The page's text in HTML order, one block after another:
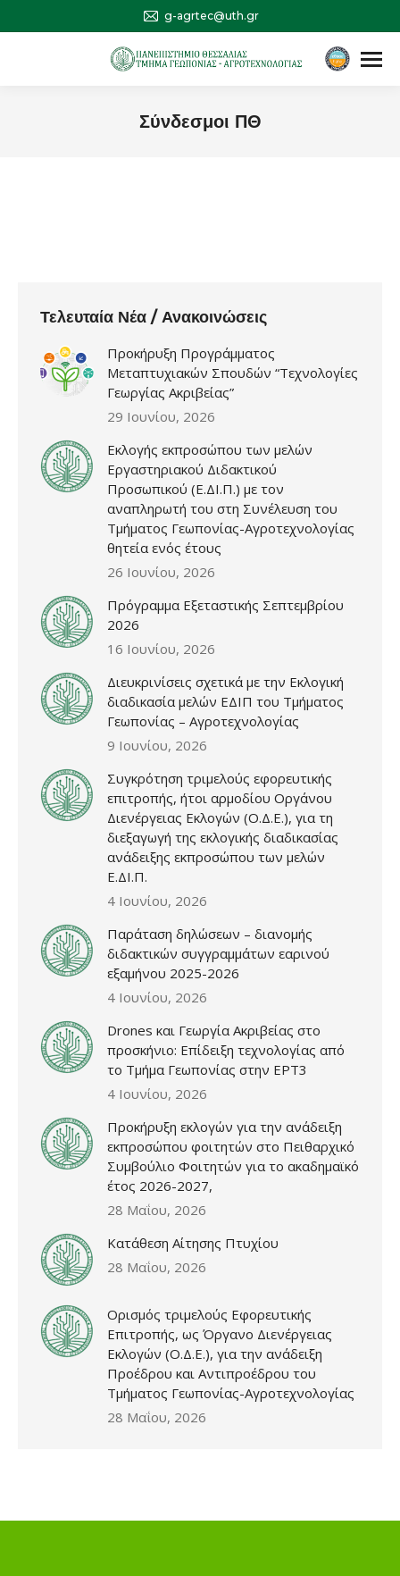
g-agrtec@uth.gr
Σύνδεσμοι ΠΘ
Τελευταία Νέα / Ανακοινώσεις
Προκήρυξη Προγράμματος
Μεταπτυχιακών Σπουδών “Τεχνολογίες
Γεωργίας Ακριβείας”
29 Ιουνίου, 2026
Εκλογής εκπροσώπου των μελών
Εργαστηριακού Διδακτικού
Προσωπικού (Ε.ΔΙ.Π.) με τον
αναπληρωτή του στη Συνέλευση του
Τμήματος Γεωπονίας-Αγροτεχνολογίας
θητεία ενός έτους
26 Ιουνίου, 2026
Πρόγραμμα Εξεταστικής Σεπτεμβρίου
2026
16 Ιουνίου, 2026
Διευκρινίσεις σχετικά με την Εκλογική
διαδικασία μελών ΕΔΙΠ του Τμήματος
Γεωπονίας – Αγροτεχνολογίας
9 Ιουνίου, 2026
Συγκρότηση τριμελούς εφορευτικής
επιτροπής, ήτοι αρμοδίου Οργάνου
Διενέργειας Εκλογών (Ο.Δ.Ε.), για τη
διεξαγωγή της εκλογικής διαδικασίας
ανάδειξης εκπροσώπου των μελών
Ε.ΔΙ.Π.
4 Ιουνίου, 2026
Παράταση δηλώσεων – διανομής
διδακτικών συγγραμμάτων εαρινού
εξαμήνου 2025-2026
4 Ιουνίου, 2026
Drones και Γεωργία Ακριβείας στο
προσκήνιο: Επίδειξη τεχνολογίας από
το Τμήμα Γεωπονίας στην ΕΡΤ3
4 Ιουνίου, 2026
Προκήρυξη εκλογών για την ανάδειξη
εκπροσώπου φοιτητών στο Πειθαρχικό
Συμβούλιο Φοιτητών για το ακαδημαϊκό
έτος 2026-2027,
28 Μαΐου, 2026
Κατάθεση Αίτησης Πτυχίου
28 Μαΐου, 2026
Ορισμός τριμελούς Εφορευτικής
Επιτροπής, ως Όργανο Διενέργειας
Εκλογών (Ο.Δ.Ε.), για την ανάδειξη
Προέδρου και Αντιπροέδρου του
Τμήματος Γεωπονίας-Αγροτεχνολογίας
28 Μαΐου, 2026